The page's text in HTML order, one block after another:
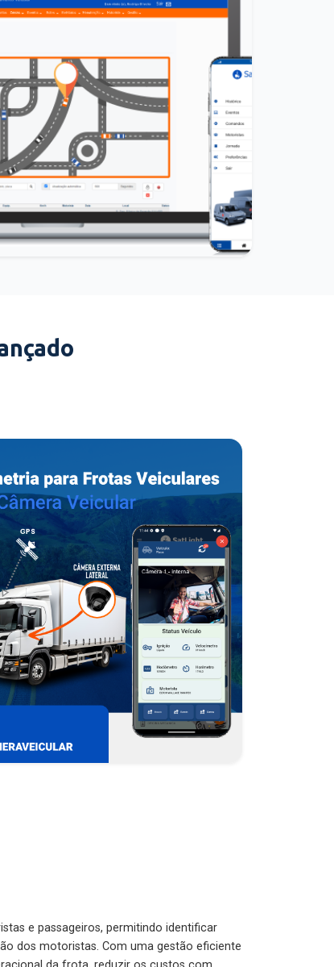
e passageiros, permitindo identificar
dos motoristas. Com uma gestão eficiente
da frota, reduzir os custos com